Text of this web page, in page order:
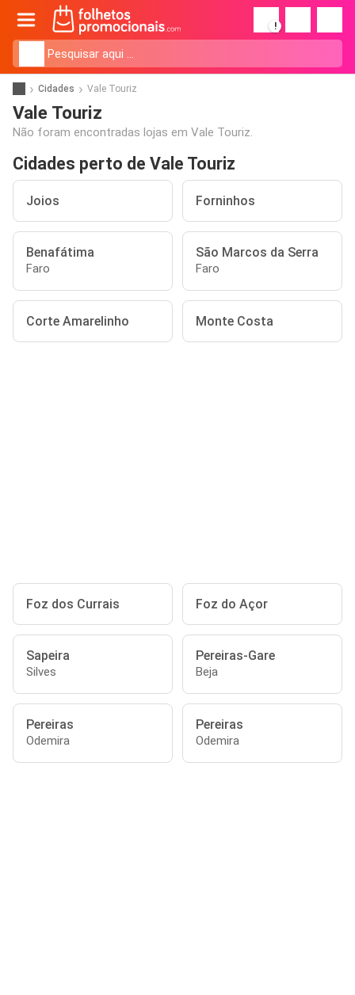
!
Cidades Vale Touriz
Vale Touriz
Não foram encontradas lojas em Vale Touriz.
Cidades perto de Vale Touriz
Joios Forninhos
Benafátima
Faro
São Marcos da Serra
Faro
Corte Amarelinho Monte Costa
Foz dos Currais Foz do Açor
Sapeira
Silves
Pereiras-Gare
Beja
Pereiras
Odemira
Pereiras
Odemira